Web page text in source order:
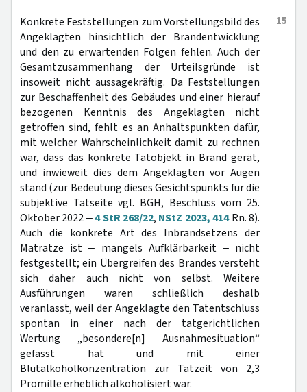
15
Konkrete Feststellungen zum Vorstellungsbild des
Angeklagten hinsichtlich der Brandentwicklung
und den zu erwartenden Folgen fehlen. Auch der
Gesamtzusammenhang der Urteilsgründe ist
insoweit nicht aussagekräftig. Da Feststellungen
zur Beschaffenheit des Gebäudes und einer hierauf
bezogenen Kenntnis des Angeklagten nicht
getroffen sind, fehlt es an Anhaltspunkten dafür,
mit welcher Wahrscheinlichkeit damit zu rechnen
war, dass das konkrete Tatobjekt in Brand gerät,
und inwieweit dies dem Angeklagten vor Augen
stand (zur Bedeutung dieses Gesichtspunkts für die
subjektive Tatseite vgl. BGH, Beschluss vom 25.
Oktober 2022 ‒4 StR 268/22, NStZ 2023, 414Rn. 8).
Auch die konkrete Art des Inbrandsetzens der
Matratze ist ‒ mangels Aufklärbarkeit ‒ nicht
festgestellt; ein Übergreifen des Brandes versteht
sich daher auch nicht von selbst. Weitere
Ausführungen waren schließlich deshalb
veranlasst, weil der Angeklagte den Tatentschluss
spontan in einer nach der tatgerichtlichen
Wertung „besondere[n] Ausnahmesituation“
gefasst hat und mit einer
Blutalkoholkonzentration zur Tatzeit von 2,3
Promille erheblich alkoholisiert war.